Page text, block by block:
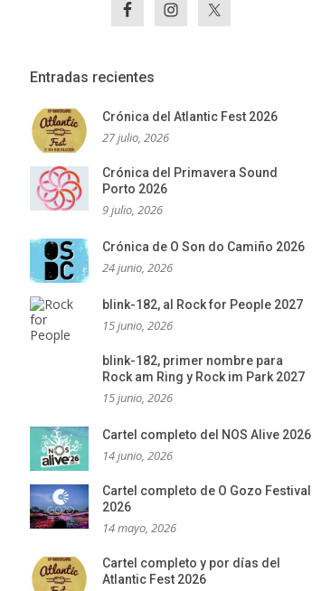
Entradas recientes
Crónica del Atlantic Fest 2026
27 julio, 2026
Crónica del Primavera Sound
Porto 2026
9 julio, 2026
Crónica de O Son do Camiño 2026
24 junio, 2026
blink-182, al Rock for People 2027
15 junio, 2026
blink-182, primer nombre para
Rock am Ring y Rock im Park 2027
15 junio, 2026
Cartel completo del NOS Alive 2026
14 junio, 2026
Cartel completo de O Gozo Festival
2026
14 mayo, 2026
Cartel completo y por días del
Atlantic Fest 2026